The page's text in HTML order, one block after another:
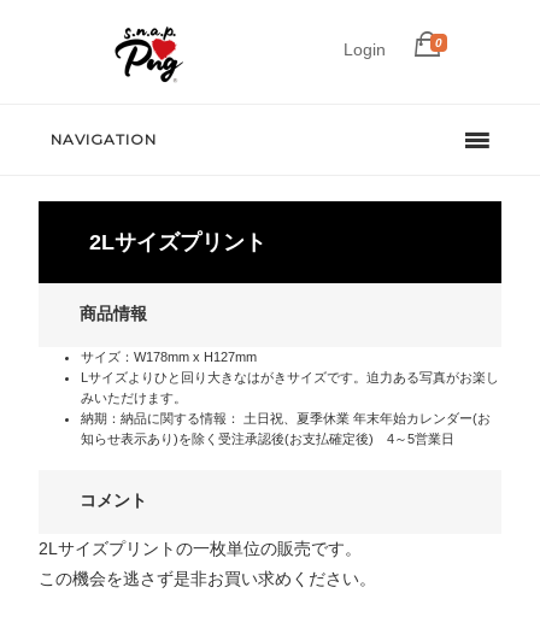
Login 0
NAVIGATION
2Lサイズプリント
商品情報
サイズ：W178mm x H127mm
Lサイズよりひと回り大きなはがきサイズです。迫力ある写真がお楽し
みいただけます。
納期：納品に関する情報： 土日祝、夏季休業 年末年始カレンダー(お
知らせ表示あり)を除く受注承認後(お支払確定後) 4～5営業日
コメント
2Lサイズプリントの一枚単位の販売です。
この機会を逃さず是非お買い求めください。